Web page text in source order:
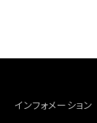
インフォメーション